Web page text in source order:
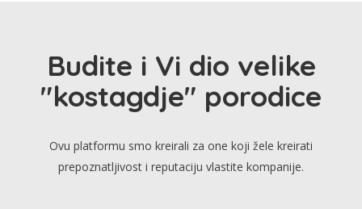
Budite i Vi dio velike
"kostagdje" porodice
Ovu platformu smo kreirali za one koji žele kreirati
prepoznatljivost i reputaciju vlastite kompanije.